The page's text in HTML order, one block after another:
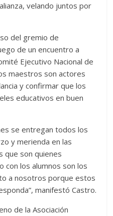
velando juntos por
del gremio de
de un encuentro a
Ejecutivo Nacional de
maestros son actores
y confirmar que los
educativos en buen
se entregan todos los
y merienda en las
que son quienes
con los alumnos son los
a nosotros porque estos
manifestó Castro.
de la Asociación